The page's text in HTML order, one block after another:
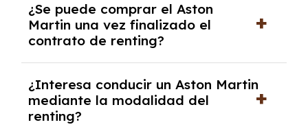
mejores ofertas de vehículos de renting con
todos los gastos incluidos y sin pagar
entradas.
¿Se puede comprar el Aston
Martin una vez finalizado el
contrato de renting?
renting se puede adquirir el coche. En este
caso tendrán que analizar los años, la
cantidad de kilómetros recorridos y el coste
¿Interesa conducir un Aston Martin
mediante la modalidad del
renting?